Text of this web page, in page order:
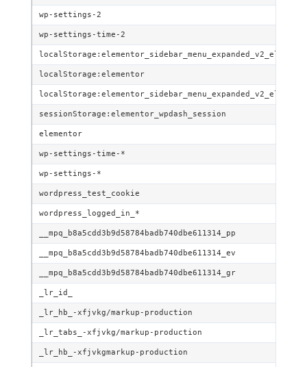
wp-settings-2
wp-settings-time-2
localStorage:elementor
sessionStorage:elementor_wpdash_session
elementor
wp-settings-time-*
wp-settings-*
wordpress_test_cookie
wordpress_logged_in_*
__mpq_b8a5cdd3b9d58784badb740dbe611314_pp
__mpq_b8a5cdd3b9d58784badb740dbe611314_ev
__mpq_b8a5cdd3b9d58784badb740dbe611314_gr
_lr_id_
_lr_hb_-xfjvkg/markup-production
_lr_tabs_-xfjvkg/markup-production
_lr_hb_-xfjvkgmarkup-production